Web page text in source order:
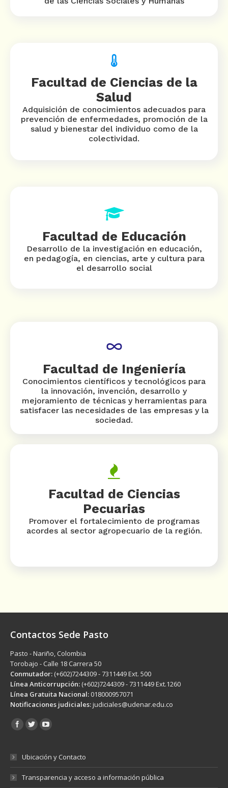
Facultad de Ciencias de la
Salud
Adquisición de conocimientos adecuados para
prevención de enfermedades, promoción de la
salud y bienestar del individuo como de la
colectividad.
Facultad de Educación
Desarrollo de la investigación en educación,
en pedagogía, en ciencias, arte y cultura para
el desarrollo social
Facultad de Ingeniería
Conocimientos científicos y tecnológicos para
la innovación, invención, desarrollo y
mejoramiento de técnicas y herramientas para
satisfacer las necesidades de las empresas y la
sociedad.
Facultad de Ciencias
Pecuarias
Promover el fortalecimiento de programas
acordes al sector agropecuario de la región.
Contactos Sede Pasto
Pasto - Nariño, Colombia
Torobajo - Calle 18 Carrera 50
Conmutador: (+602)7244309 - 7311449 Ext. 500
Línea Anticorrupción: (+602)7244309 - 7311449 Ext.1260
Línea Gratuita Nacional: 018000957071
Notificaciones judiciales:judiciales@udenar.edu.co
Encuéntranos en:
Ubicación y Contacto
Transparencia y acceso a información pública